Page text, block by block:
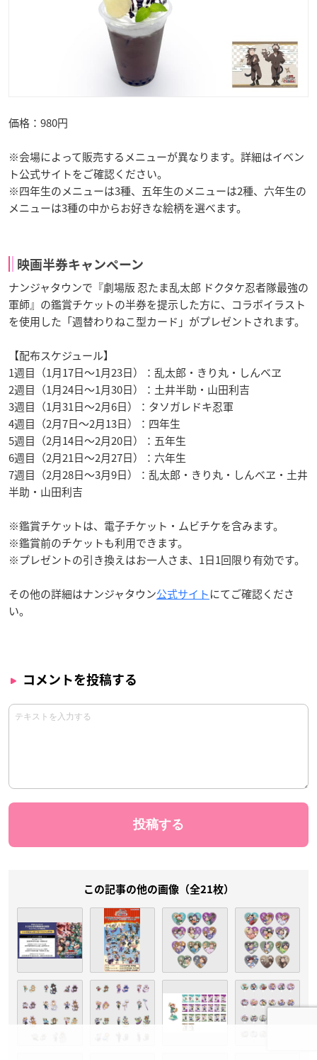
価格：980円
※会場によって販売するメニューが異なります。詳細はイベン
ト公式サイトをご確認ください。
※四年生のメニューは3種、五年生のメニューは2種、六年生の
メニューは3種の中からお好きな絵柄を選べます。
映画半券キャンペーン
ナンジャタウンで『劇場版 忍たま乱太郎 ドクタケ忍者隊最強の
軍師』の鑑賞チケットの半券を提示した方に、コラボイラスト
を使用した「週替わりねこ型カード」がプレゼントされます。
【配布スケジュール】
1週目（1月17日～1月23日）：乱太郎・きり丸・しんべヱ
2週目（1月24日～1月30日）：土井半助・山田利吉
3週目（1月31日～2月6日）：タソガレドキ忍軍
4週目（2月7日～2月13日）：四年生
5週目（2月14日～2月20日）：五年生
6週目（2月21日～2月27日）：六年生
7週目（2月28日～3月9日）：乱太郎・きり丸・しんべヱ・土井
半助・山田利吉
※鑑賞チケットは、電子チケット・ムビチケを含みます。
※鑑賞前のチケットも利用できます。
※プレゼントの引き換えはお一人さま、1日1回限り有効です。
その他の詳細はナンジャタウン公式サイトにてご確認くださ
い。
コメントを投稿する
この記事の他の画像（全21枚）